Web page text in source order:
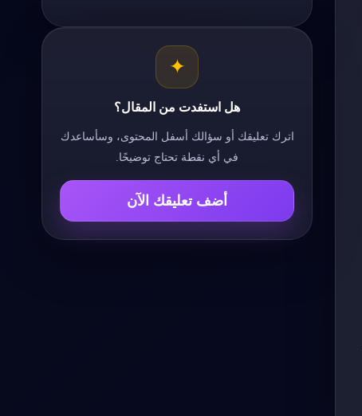
✦
هل استفدت من المقال؟
اترك تعليقك أو سؤالك أسفل المحتوى، وسأساعدك
في أي نقطة تحتاج توضيحًا.
أضف تعليقك الآن